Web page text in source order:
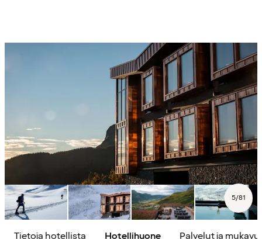
5/81
Tietoja hotellista Hotellihuone Palvelut ja